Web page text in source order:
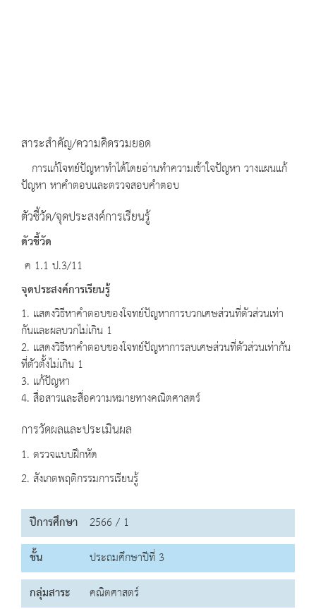
สาระสำคัญ/ความคิดรวมยอด
การแก้โจทย์ปัญหาทำได้โดยอ่านทำความเข้าใจปัญหา วางแผนแก้
ปัญหา หาคำตอบและตรวจสอบคำตอบ
ตัวชี้วัด/จุดประสงค์การเรียนรู้
ตัวชี้วัด
ค 1.1 ป.3/11
จุดประสงค์การเรียนรู้
1. แสดงวิธีหาคำตอบของโจทย์ปัญหาการบวกเศษส่วนที่ตัวส่วนเท่า
กันและผลบวกไม่เกิน 1
2. แสดงวิธีหาคำตอบของโจทย์ปัญหาการลบเศษส่วนที่ตัวส่วนเท่ากัน
ที่ตัวตั้งไม่เกิน 1
3. แก้ปัญหา
4. สื่อสารและสื่อความหมายทางคณิตศาสตร์
การวัดผลและประเมินผล
1. ตรวจแบบฝึกหัด
2. สังเกตพฤติกรรมการเรียนรู้
ปีการศึกษา 2566 / 1
ชั้น
ประถมศึกษาปีที่ 3
กลุ่มสาระ
คณิตศาสตร์